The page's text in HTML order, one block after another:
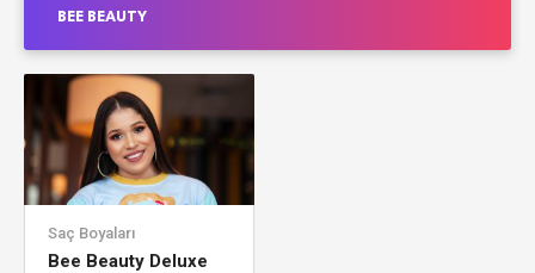
BEE BEAUTY
Saç Boyaları
Bee Beauty Deluxe